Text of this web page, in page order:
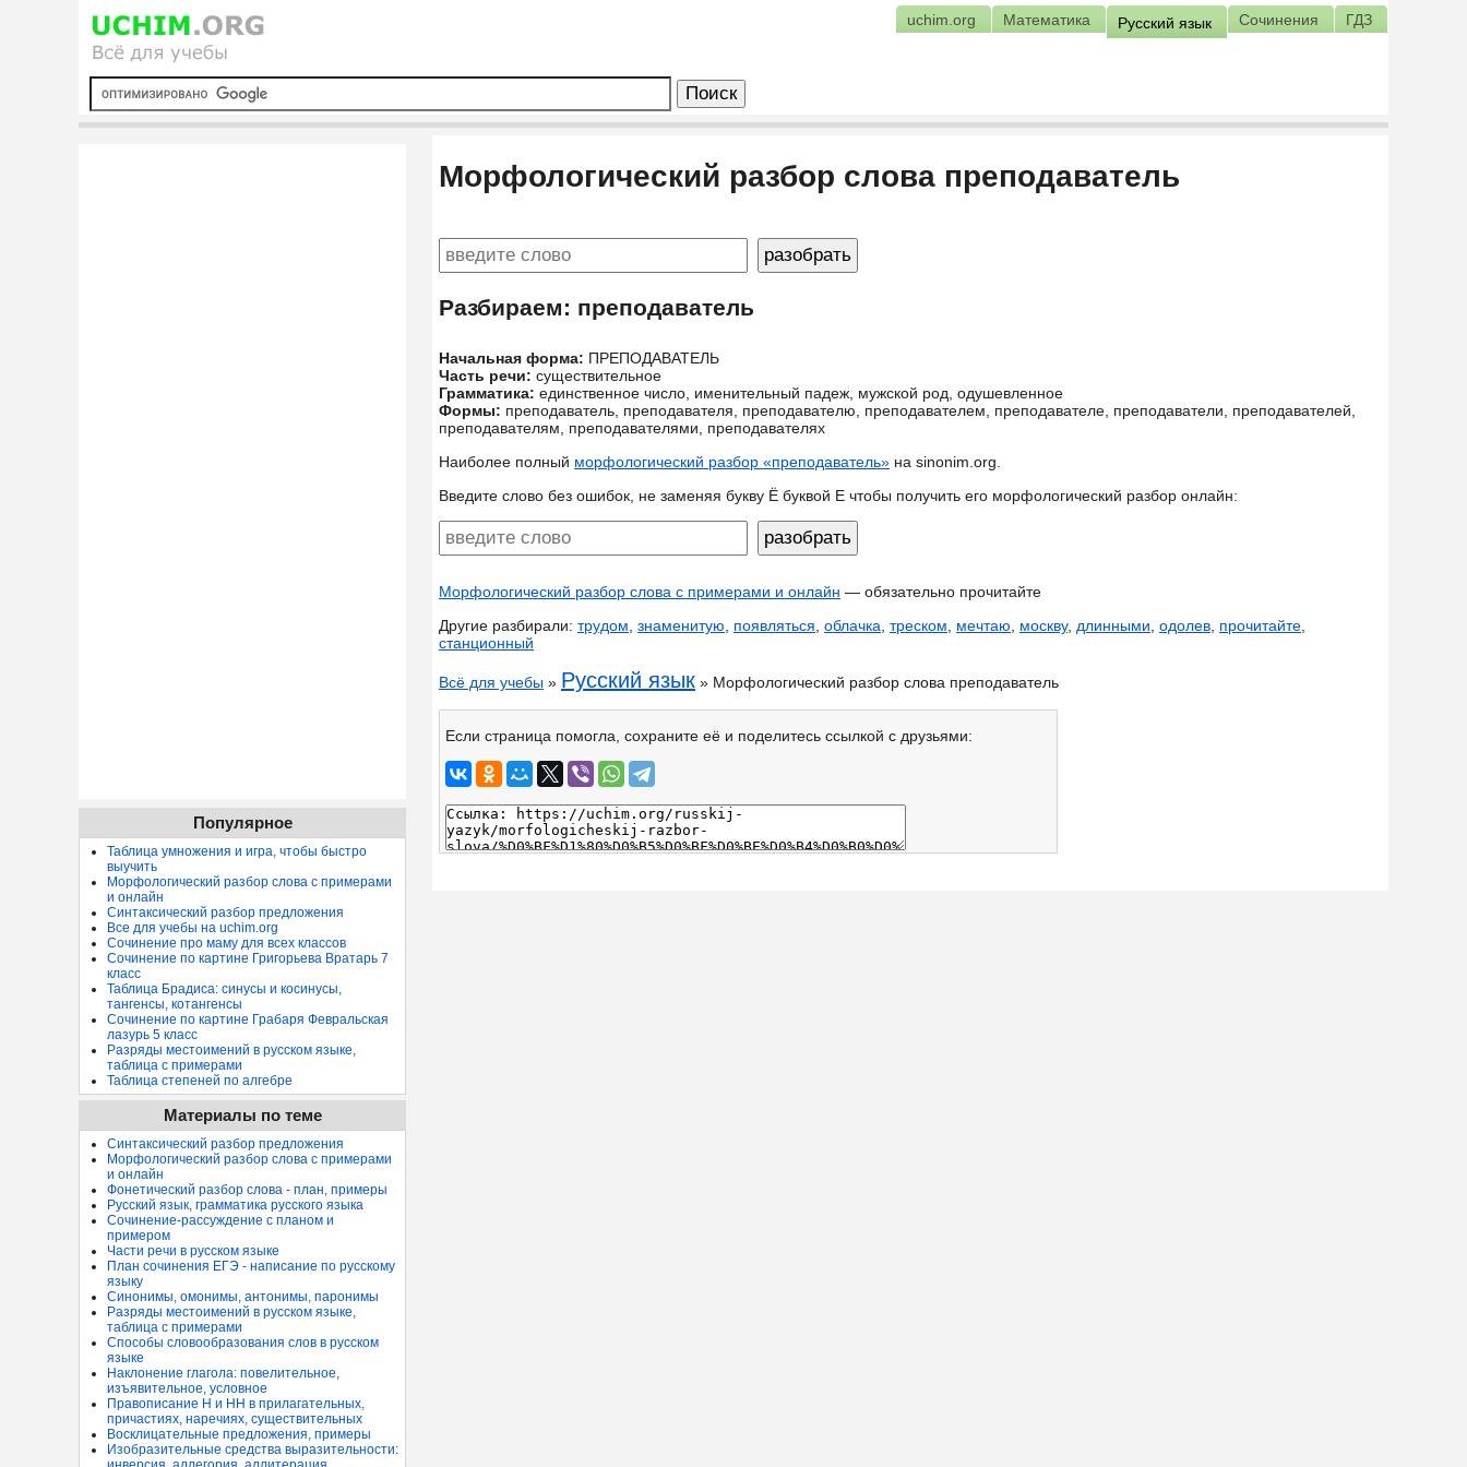
uchim.org Математика Русский язык Сочинения ГДЗ
Морфологический разбор слова преподаватель
Разбираем: преподаватель
Начальная форма: ПРЕПОДАВАТЕЛЬ
Часть речи: существительное
Грамматика: единственное число, именительный падеж, мужской род, одушевленное
Формы: преподаватель, преподавателя, преподавателю, преподавателем, преподавателе, преподаватели, преподавателей,
преподавателям, преподавателями, преподавателях
Наиболее полный морфологический разбор «преподаватель» на sinonim.org.
Введите слово без ошибок, не заменяя букву Ё буквой Е чтобы получить его морфологический разбор онлайн:
Морфологический разбор слова с примерами и онлайн — обязательно прочитайте
Другие разбирали: трудом знаменитую появляться облачка треском мечтаю москву, длинными одолев прочитайте
станционный
Всё для учебы » Русский язык » Морфологический разбор слова преподаватель
Если страница помогла, сохраните её и поделитесь ссылкой с друзьями:
Популярное
Таблица умножения и игра, чтобы быстро
выучить
Морфологический разбор слова с примерами
и онлайн
Синтаксический разбор предложения
Все для учебы на uchim.org
Сочинение про маму для всех классов
Сочинение по картине Григорьева Вратарь 7
класс
Таблица Брадиса: синусы и косинусы,
тангенсы, котангенсы
Сочинение по картине Грабаря Февральская
лазурь 5 класс
Разряды местоимений в русском языке,
таблица с примерами
Таблица степеней по алгебре
Материалы по теме
Синтаксический разбор предложения
Морфологический разбор слова с примерами
и онлайн
Фонетический разбор слова - план, примеры
Русский язык, грамматика русского языка
Сочинение-рассуждение с планом и
примером
Части речи в русском языке
План сочинения ЕГЭ - написание по русскому
языку
Синонимы, омонимы, антонимы, паронимы
Разряды местоимений в русском языке,
таблица с примерами
Способы словообразования слов в русском
языке
Наклонение глагола: повелительное,
изъявительное, условное
Правописание Н и НН в прилагательных,
причастиях, наречиях, существительных
Восклицательные предложения, примеры
Изобразительные средства выразительности: